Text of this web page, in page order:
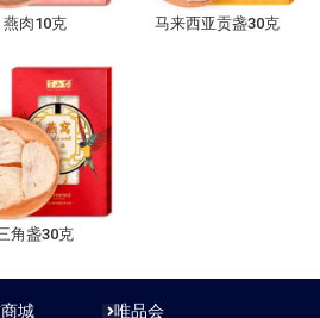
燕肉10克 马来西亚贡盏30克
角盏30克
城 唯品会